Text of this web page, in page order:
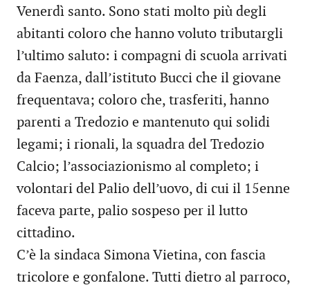
Venerdì santo. Sono stati molto più degli
abitanti coloro che hanno voluto tributargli
l’ultimo saluto: i compagni di scuola arrivati
da Faenza, dall’istituto Bucci che il giovane
frequentava; coloro che, trasferiti, hanno
parenti a Tredozio e mantenuto qui solidi
legami; i rionali, la squadra del Tredozio
Calcio; l’associazionismo al completo; i
volontari del Palio dell’uovo, di cui il 15enne
faceva parte, palio sospeso per il lutto
cittadino.
C’è la sindaca Simona Vietina, con fascia
tricolore e gonfalone. Tutti dietro al parroco,